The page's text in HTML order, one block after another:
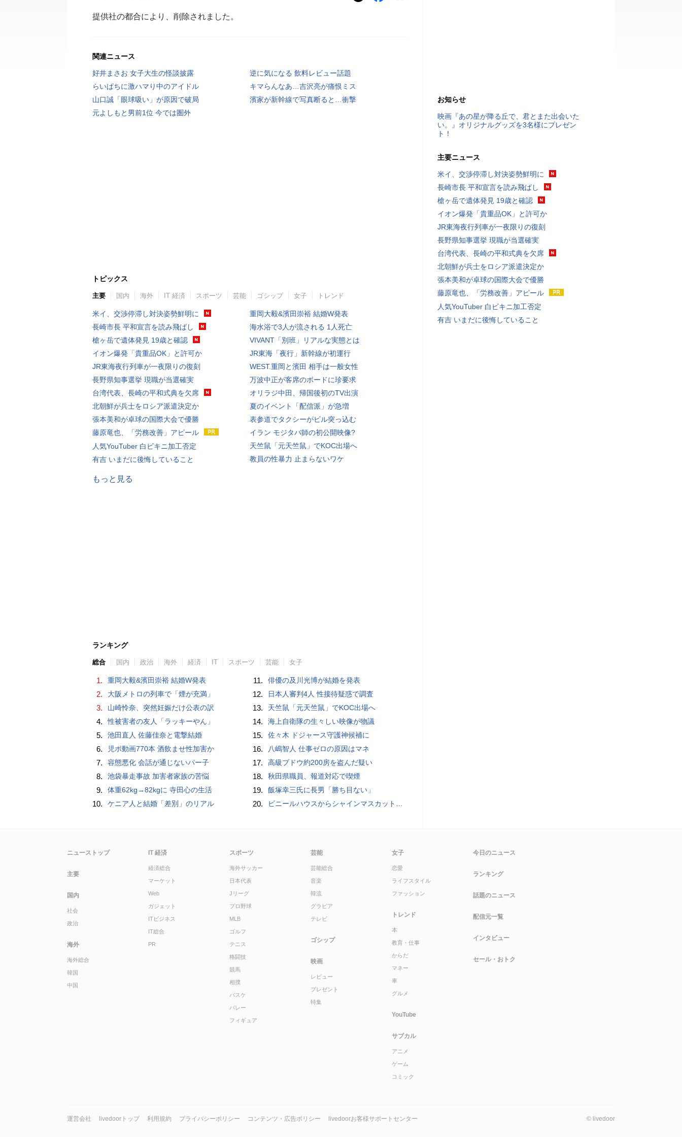
提供社の都合により、削除されました。
関連ニュース
好井まさお 女子大生の怪談披露
逆に気になる 飲料レビュー話題
らいぱちに激ハマり中のアイドル
キマらんなあ…吉沢亮が痛恨ミス
山口誠「眼球吸い」が原因で破局
濱家が新幹線で写真断ると…衝撃
元よしもと男前1位 今では圏外
トピックス
主要 国内 海外 IT 経済 スポーツ 芸能 ゴシップ 女子 トレンド
米イ、交渉停滞し対決姿勢鮮明に
長崎市長 平和宣言を読み飛ばし
槍ヶ岳で遺体発見 19歳と確認
イオン爆発「貴重品OK」と許可か
JR東海夜行列車が一夜限りの復刻
長野県知事選挙 現職が当選確実
台湾代表、長崎の平和式典を欠席
北朝鮮が兵士をロシア派遣決定か
張本美和が卓球の国際大会で優勝
藤原竜也、「労務改善」アピール
人気YouTuber 白ビキニ加工否定
有吉 いまだに後悔していること
重岡大毅&濱田崇裕 結婚W発表
海水浴で3人が流される 1人死亡
VIVANT「別班」リアルな実態とは
JR東海「夜行」新幹線が初運行
WEST.重岡と濱田 相手は一般女性
万波中正が客席のボードに珍要求
オリラジ中田、帰国後初のTV出演
夏のイベント「配信派」が急増
表参道でタクシーがビル突っ込む
イラン モジタバ師の初公開映像?
天竺鼠「元天竺鼠」でKOC出場へ
教員の性暴力 止まらないワケ
もっと見る
ランキング
総合 国内 政治 海外 経済 IT スポーツ 芸能 女子
1. 重岡大毅&濱田崇裕 結婚W発表
2. 大阪メトロの列車で「煙が充満」
3. 山崎怜奈、突然妊娠だけ公表の訳
4. 性被害者の友人「ラッキーやん」
5. 池田直人 佐藤佳奈と電撃結婚
6. 児ポ動画770本 酒飲ませ性加害か
7. 容態悪化 会話が通じないパー子
8. 池袋暴走事故 加害者家族の苦悩
9. 体重62kg→82kgに 寺田心の生活
10. ケニア人と結婚「差別」のリアル
11. 俳優の及川光博が結婚を発表
12. 日本人審判4人 性接待疑惑で調査
13. 天竺鼠「元天竺鼠」でKOC出場へ
14. 海上自衛隊の生々しい映像が物議
15. 佐々木 ドジャース守護神候補に
16. 八嶋智人 仕事ゼロの原因はマネ
17. 高級ブドウ約200房を盗んだ疑い
18. 秋田県職員、報道対応で喫煙
19. 飯塚幸三氏に長男「勝ち目ない」
20. ビニールハウスからシャインマスカット約200房を盗んだ疑い ネットで販売か 無職の男（42）逮捕 岡山県警
お知らせ
映画『あの星が降る丘で、君とまた出会いた
い。』オリジナルグッズを3名様にプレゼン
ト！
主要ニュース
米イ、交渉停滞し対決姿勢鮮明に
長崎市長 平和宣言を読み飛ばし
槍ヶ岳で遺体発見 19歳と確認
イオン爆発「貴重品OK」と許可か
JR東海夜行列車が一夜限りの復刻
長野県知事選挙 現職が当選確実
台湾代表、長崎の平和式典を欠席
北朝鮮が兵士をロシア派遣決定か
張本美和が卓球の国際大会で優勝
藤原竜也、「労務改善」アピール
人気YouTuber 白ビキニ加工否定
有吉 いまだに後悔していること
ニューストップ
主要
国内
社会
政治
海外
海外総合
韓国
中国
IT 経済
経済総合
マーケット
Web
ガジェット
ITビジネス
IT総合
PR
スポーツ
海外サッカー
日本代表
Jリーグ
プロ野球
MLB
ゴルフ
テニス
格闘技
競馬
相撲
バスケ
バレー
フィギュア
芸能
芸能総合
音楽
韓流
グラビア
テレビ
ゴシップ
映画
レビュー
プレゼント
特集
女子
恋愛
ライフスタイル
ファッション
トレンド
本
教育・仕事
からだ
マネー
車
グルメ
YouTube
サブカル
アニメ
ゲーム
コミック
今日のニュース
ランキング
話題のニュース
配信元一覧
インタビュー
セール・おトク
運営会社 livedoorトップ 利用規約 プライバシーポリシー コンテンツ・広告ポリシー livedoorお客様サポートセンター © livedoor